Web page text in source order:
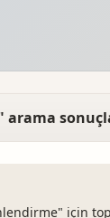
için